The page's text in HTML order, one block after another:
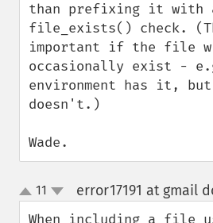
than prefixing it with
file_exists() check.
important if the file
occasionally exist -
environment has it,
doesn't.)
Wade.
up
down
11 error17191 at gmail
When including a file